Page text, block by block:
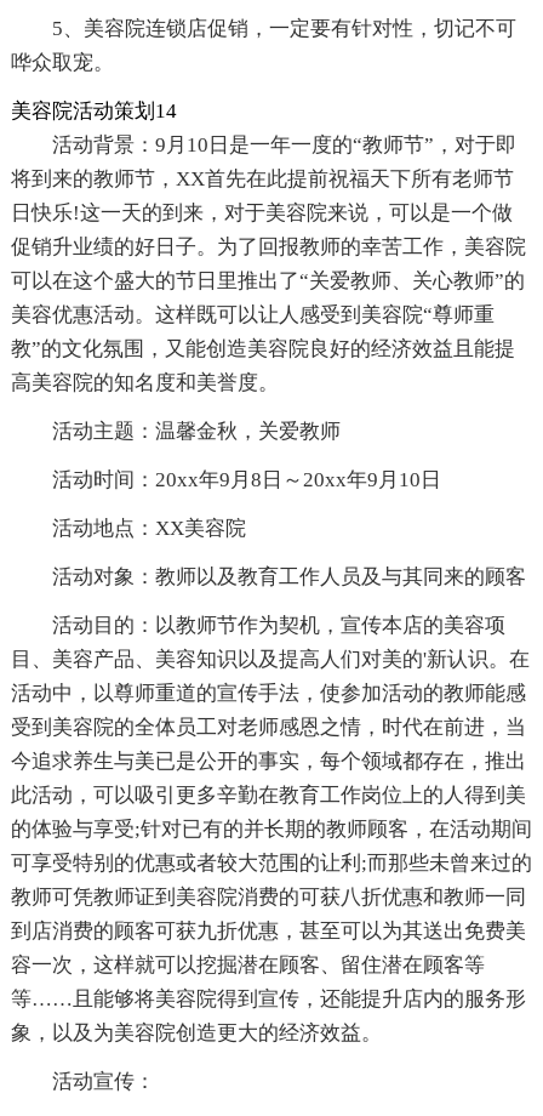
5、美容院连锁店促销，一定要有针对性，切记不可
哗众取宠。
美容院活动策划14
活动背景：9月10日是一年一度的“教师节”，对于即
将到来的教师节，XX首先在此提前祝福天下所有老师节
日快乐!这一天的到来，对于美容院来说，可以是一个做
促销升业绩的好日子。为了回报教师的幸苦工作，美容院
可以在这个盛大的节日里推出了“关爱教师、关心教师”的
美容优惠活动。这样既可以让人感受到美容院“尊师重
教”的文化氛围，又能创造美容院良好的经济效益且能提
高美容院的知名度和美誉度。
活动主题：温馨金秋，关爱教师
活动时间：20xx年9月8日～20xx年9月10日
活动地点：XX美容院
活动对象：教师以及教育工作人员及与其同来的顾客
活动目的：以教师节作为契机，宣传本店的美容项
目、美容产品、美容知识以及提高人们对美的'新认识。在
活动中，以尊师重道的宣传手法，使参加活动的教师能感
受到美容院的全体员工对老师感恩之情，时代在前进，当
今追求养生与美已是公开的事实，每个领域都存在，推出
此活动，可以吸引更多辛勤在教育工作岗位上的人得到美
的体验与享受;针对已有的并长期的教师顾客，在活动期间
可享受特别的优惠或者较大范围的让利;而那些未曾来过的
教师可凭教师证到美容院消费的可获八折优惠和教师一同
到店消费的顾客可获九折优惠，甚至可以为其送出免费美
容一次，这样就可以挖掘潜在顾客、留住潜在顾客等
等……且能够将美容院得到宣传，还能提升店内的服务形
象，以及为美容院创造更大的经济效益。
活动宣传：